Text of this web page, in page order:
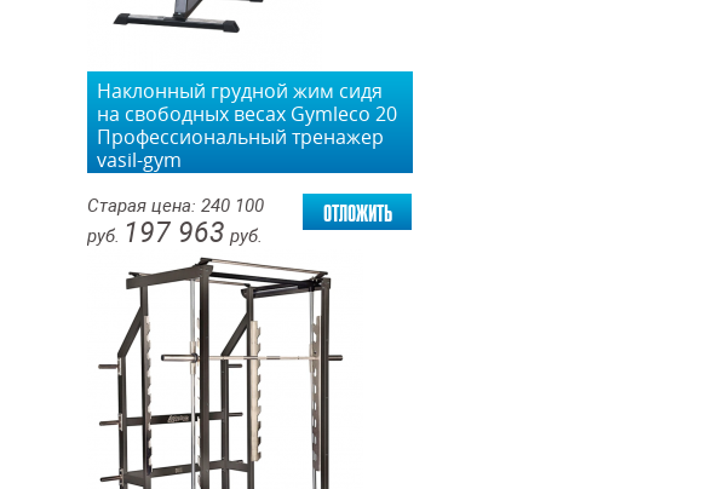
Наклонный грудной жим сидя
на свободных весах Gymleco 20
Профессиональный тренажер
vasil-gym
Старая цена: 240 100
руб. 197 963 руб.
отложить